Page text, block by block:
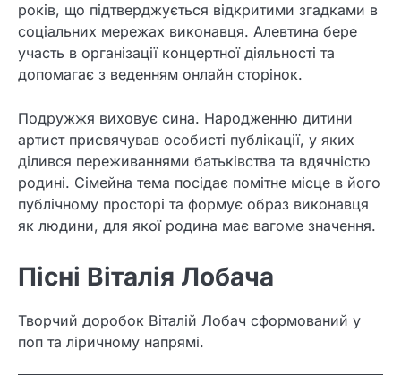
років, що підтверджується відкритими згадками в
соціальних мережах виконавця. Алевтина бере
участь в організації концертної діяльності та
допомагає з веденням онлайн сторінок.
Подружжя виховує сина. Народженню дитини
артист присвячував особисті публікації, у яких
ділився переживаннями батьківства та вдячністю
родині. Сімейна тема посідає помітне місце в його
публічному просторі та формує образ виконавця
як людини, для якої родина має вагоме значення.
Пісні Віталія Лобача
Творчий доробок Віталій Лобач сформований у
поп та ліричному напрямі.